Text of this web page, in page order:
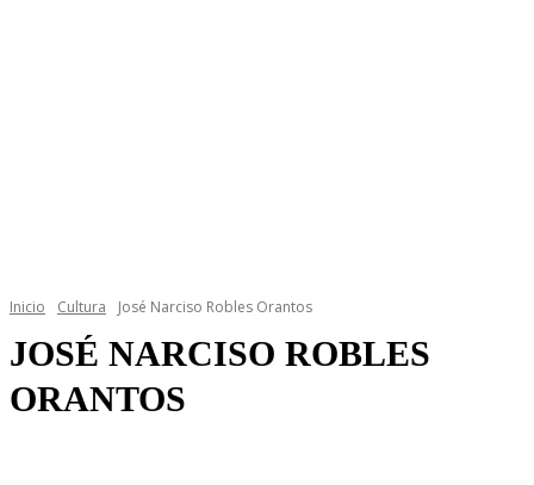
Inicio Cultura José Narciso Robles Orantos
JOSÉ NARCISO ROBLES
ORANTOS